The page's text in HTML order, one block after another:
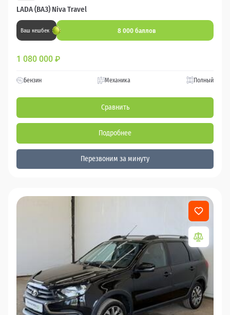
LADA (ВАЗ) Niva Travel
Ваш кешбек 8 000 баллов
1 080 000 ₽
Бензин Механика Полный
Сравнить
Подробнее
Перезвоним за минуту